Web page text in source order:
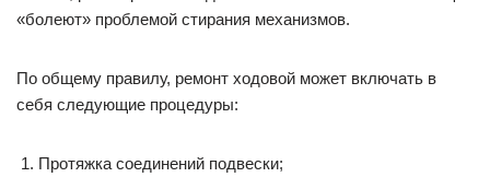
«болеют» проблемой стирания механизмов.
По общему правилу, ремонт ходовой может включать в
себя следующие процедуры:
Протяжка соединений подвески;